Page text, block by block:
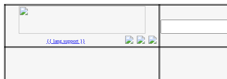
{{ lang.support }}